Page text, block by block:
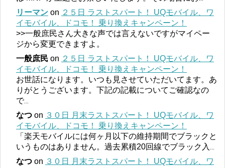
リーマン on ２５日 ラストスパート！ UQモバイル、ワ
イモバイル、ドコモ！ 乗り換えキャンペーン！
>>一般庶民さん大きな声では言えないですがマイペー
ジから変更できますよ。
一般庶民 on ２５日 ラストスパート！ UQモバイル、ワ
イモバイル、ドコモ！ 乗り換えキャンペーン！
お世話になります。いつも見させていただいてます。あ
りがとうございます。下記の記載についてご確認なの
で...
なつ on ３０日 月末ラストスパート！ UQモバイル、ワ
イモバイル、ドコモ！ 乗り換えキャンペーン！
「楽天モバイルには何ヶ月以下の維持期間でブラックと
いうものはありません。過去累積20回線でブラック入
なつ on ３０日 月末ラストスパート！ UQモバイル、ワ